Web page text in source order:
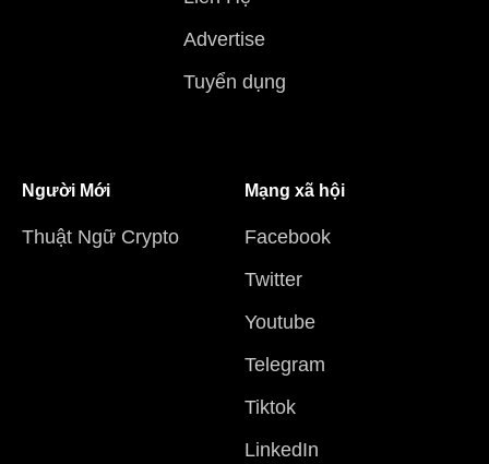
Advertise
Tuyển dụng
Người Mới
Thuật Ngữ Crypto
Mạng xã hội
Facebook
Twitter
Youtube
Telegram
Tiktok
LinkedIn